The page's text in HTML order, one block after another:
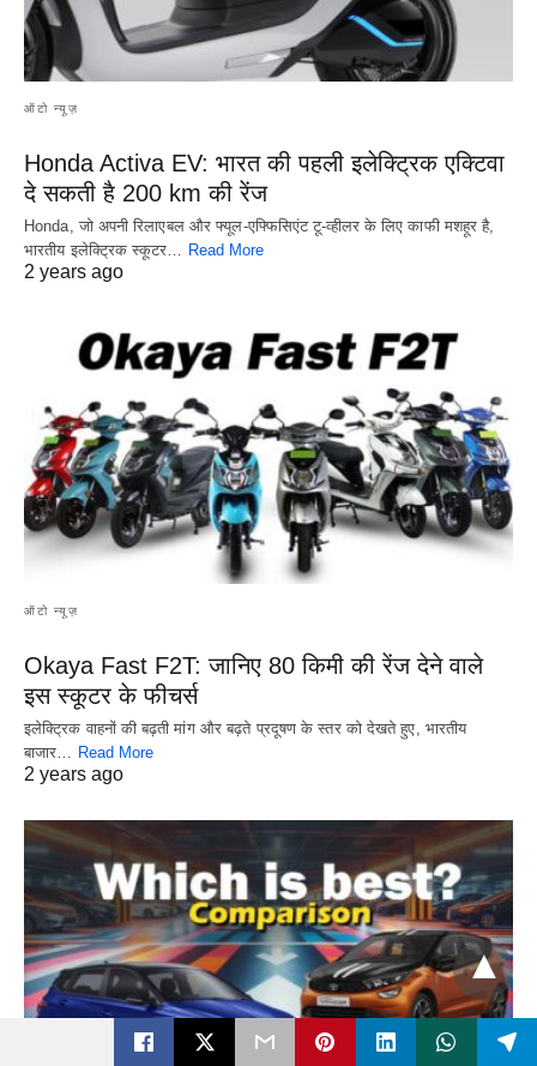
ऑटो न्यूज़
Honda Activa EV: भारत की पहली इलेक्ट्रिक एक्टिवा
दे सकती है 200 km की रेंज
Honda, जो अपनी रिलाएबल और फ्यूल-एफ्फिसिएंट टू-व्हीलर के लिए काफी मशहूर है,
भारतीय इलेक्ट्रिक स्कूटर… Read More
2 years ago
ऑटो न्यूज़
Okaya Fast F2T: जानिए 80 किमी की रेंज देने वाले
इस स्कूटर के फीचर्स
इलेक्ट्रिक वाहनों की बढ़ती मांग और बढ़ते प्रदूषण के स्तर को देखते हुए, भारतीय
बाजार… Read More
2 years ago